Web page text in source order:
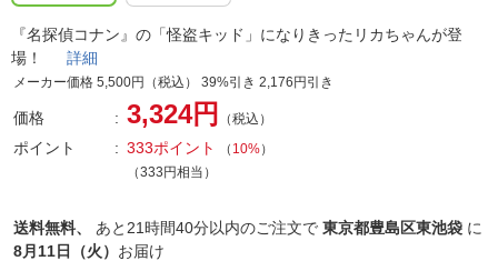
『名探偵コナン』の「怪盗キッド」になりきったリカちゃんが登
場！ 詳細
メーカー価格 5,500円（税込） 39%引き 2,176円引き
価格 3,324円 （税込）
ポイント 333ポイント （ 10%）
（333円相当）
送料無料、 あと 21時間40分以内のご注文で 東京都豊島区東池袋 に
8月11日（火） お届け